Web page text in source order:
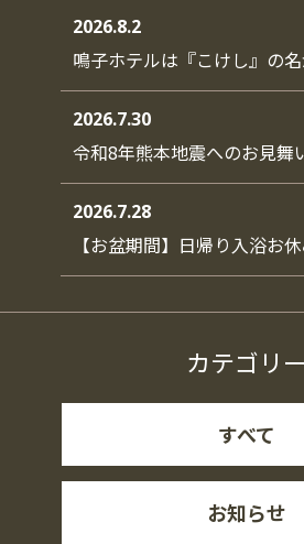
2026.8.2
鳴子ホテルは『こけし』の
2026.7.30
令和8年熊本地震へのお見舞
2026.7.28
【お盆期間】日帰り入浴お
カテゴリー
すべて
お知らせ